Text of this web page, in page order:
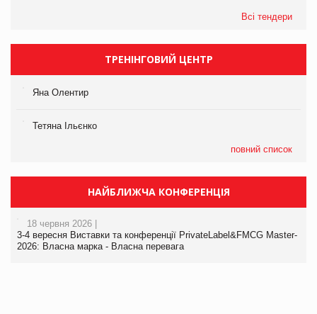
Всі тендери
ТРЕНІНГОВИЙ ЦЕНТР
Яна Олентир
Тетяна Ільєнко
повний список
НАЙБЛИЖЧА КОНФЕРЕНЦІЯ
18 червня 2026 |
3-4 вересня Виставки та конференції PrivateLabel&FMCG Master-
2026: Власна марка - Власна перевага